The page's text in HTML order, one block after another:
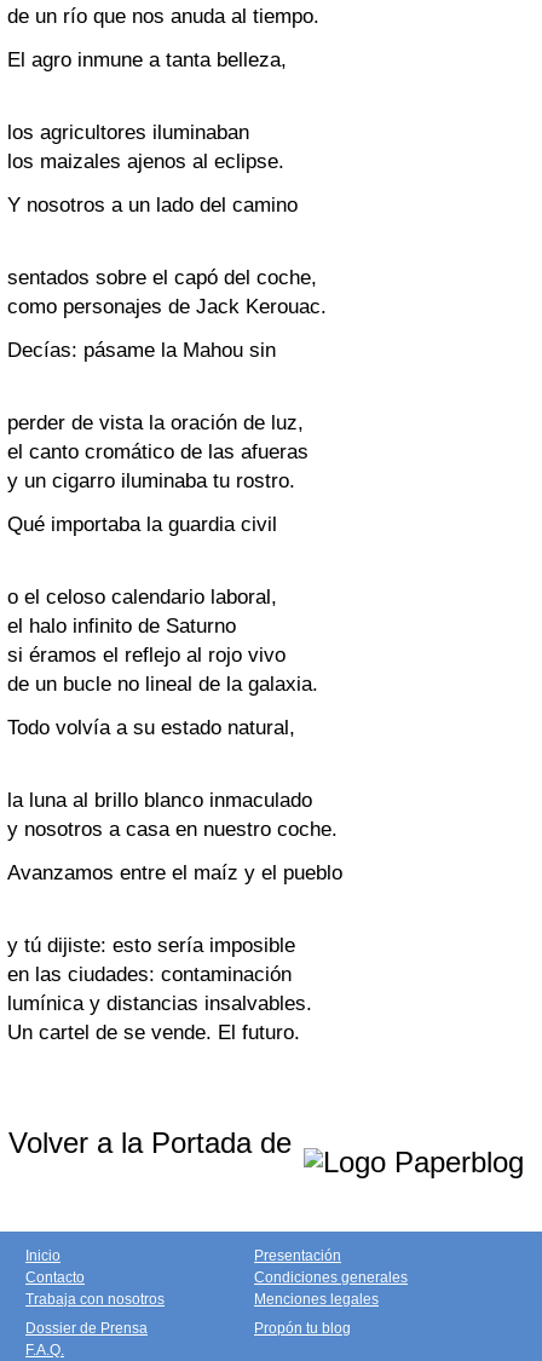
de un río que nos anuda al tiempo.
El agro inmune a tanta belleza,
los agricultores iluminaban
los maizales ajenos al eclipse.
Y nosotros a un lado del camino
sentados sobre el capó del coche,
como personajes de Jack Kerouac.
Decías: pásame la Mahou sin
perder de vista la oración de luz,
el canto cromático de las afueras
y un cigarro iluminaba tu rostro.
Qué importaba la guardia civil
o el celoso calendario laboral,
el halo infinito de Saturno
si éramos el reflejo al rojo vivo
de un bucle no lineal de la galaxia.
Todo volvía a su estado natural,
la luna al brillo blanco inmaculado
y nosotros a casa en nuestro coche.
Avanzamos entre el maíz y el pueblo
y tú dijiste: esto sería imposible
en las ciudades: contaminación
lumínica y distancias insalvables.
Un cartel de se vende. El futuro.
Volver a la Portada de
Inicio
Contacto
Trabaja con nosotros
Presentación
Condiciones generales
Menciones legales
Dossier de Prensa
F.A.Q.
Propón tu blog